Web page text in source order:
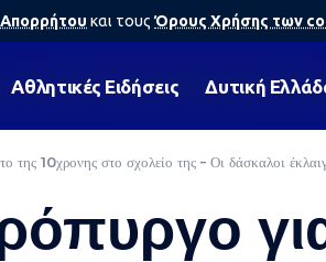
Απορρήτου και τους Όρους Χρήσης των
Αθλητικές Ειδήσεις Δυτική
της 10χρονης στο σχολείο της – Οι δάσκαλοι